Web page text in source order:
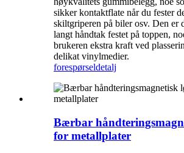
sikker kontaktflate når du fester
skiltgriperen på biler osv. Den er
langt håndtak festet på toppen,
brukeren ekstra kraft ved
delikat vinylmedier.
forespørseldetalj
Bærbar
for metallplater